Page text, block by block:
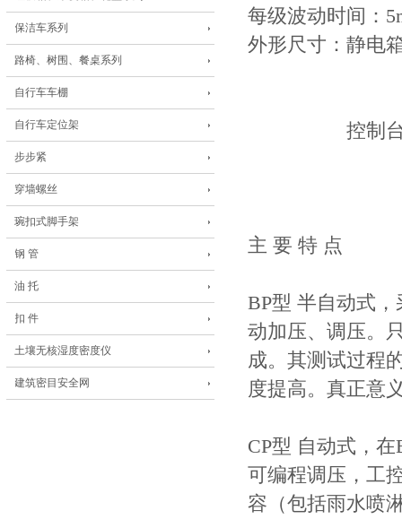
保洁车系列
路椅、树围、餐桌系列
自行车车棚
自行车定位架
步步紧
穿墙螺丝
琬扣式脚手架
钢 管
油 托
扣 件
土壤无核湿度密度仪
建筑密目安全网
每级波动时间：
外形尺寸：静电
控制台
主 要 特 点
BP型 半自动式
动加压、调压。
成。其测试过程
度提高。真正意
CP型 自动式，
可编程调压，工
容（包括雨水喷